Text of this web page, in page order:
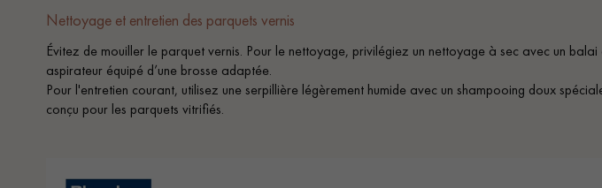
Nettoyage et entretien des parquets vernis
Évitez de mouiller le parquet vernis. Pour le nettoyage, privilégiez un nettoyage à sec avec un balai
aspirateur équipé d’une brosse adaptée.
Pour l'entretien courant, utilisez une serpillière légèrement humide avec un shampooing doux
conçu pour les parquets vitrifiés.